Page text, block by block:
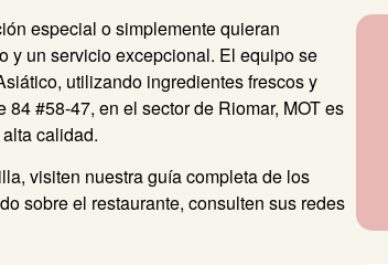
especial o simplemente quieran
y un servicio excepcional. El equipo se
utilizando ingredientes frescos y
#58-47, en el sector de Riomar, MOT es
calidad.
visiten nuestra guía completa de los
sobre el restaurante, consulten sus redes